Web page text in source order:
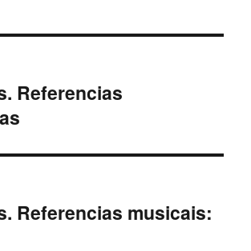
Referencias
Referencias musicais: